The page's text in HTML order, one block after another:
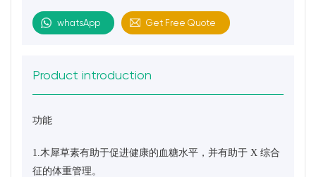
whatsApp Get Free Quote
Product introduction
功能
1.木犀草素有助于促进健康的血糖水平，并有助于 X 综合
征的体重管理。